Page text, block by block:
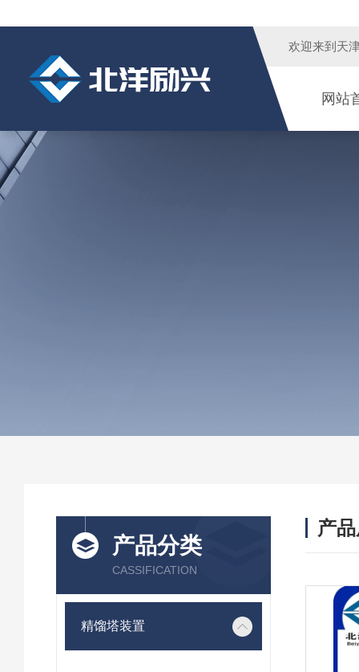
欢迎来到 天
网站
产品分类
CASSIFICATION
精馏塔装置
产